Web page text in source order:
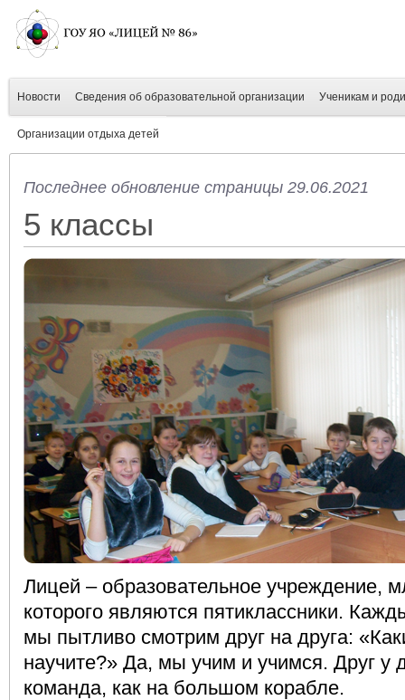
Новости Сведения об образовательной организации Ученикам и
Организации отдыха детей
Последнее обновление страницы 29.06.2021
5 классы
Лицей – образовательное учреждение,
которого являются пятиклассники.
мы пытливо смотрим друг на друга:
научите?» Да, мы учим и учимся. Друг у
команда, как на большом корабле.